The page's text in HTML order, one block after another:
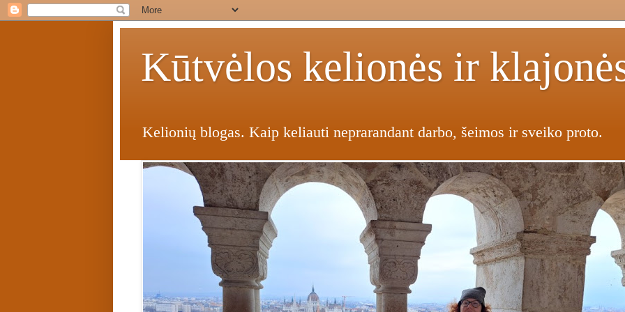
Kūtvėlos kelionės ir
Kelionių blogas. Kaip keliauti neprarandant darbo, šeimos ir sveiko proto.